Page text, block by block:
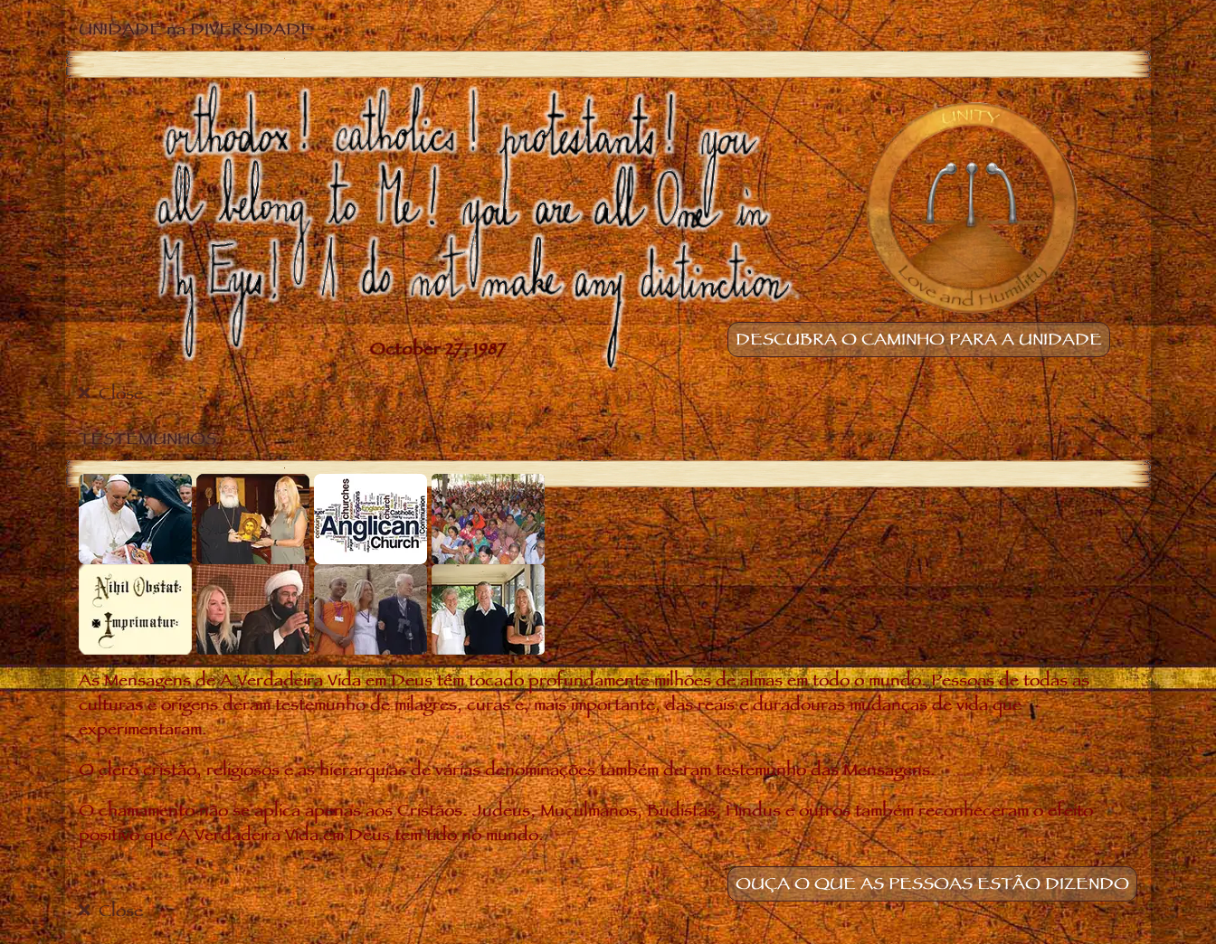
UNIDADE na DIVERSIDADE
DESCUBRA O CAMINHO PARA A UNIDADE
Close
TESTEMUNHOS
As Mensagens de A Verdadeira Vida em Deus têm tocado profundamente milhões de almas em todo o mundo. Pessoas de todas as
culturas e origens deram testemunho de milagres, curas e, mais importante, das reais e duradouras mudanças de vida que
experimentaram.
O clero cristão, religiosos e as hierarquias de várias denominações também deram testemunho das Mensagens.
O chamamento não se aplica apenas aos Cristãos. Judeus, Muçulmanos, Budistas, Hindus e outros também reconheceram o efeito
positivo que A Verdadeira Vida em Deus tem tido no mundo.
OUÇA O QUE AS PESSOAS ESTÃO DIZENDO
Close